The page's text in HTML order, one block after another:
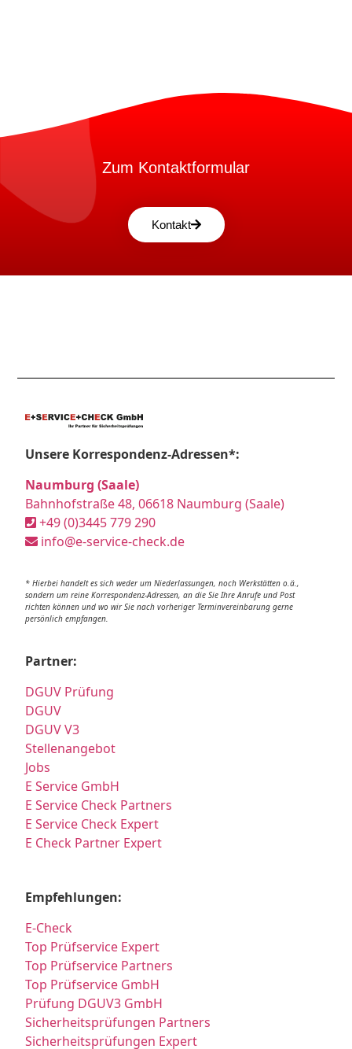
Zum Kontaktformular
Kontakt
Unsere Korrespondenz-Adressen*:
Naumburg (Saale)
Bahnhofstraße 48, 06618 Naumburg (Saale)
+49 (0)3445 779 290
info@e-service-check.de
* Hierbei handelt es sich weder um Niederlassungen, noch Werkstätten o.ä.,
sondern um reine Korrespondenz-Adressen, an die Sie Ihre Anrufe und Post
richten können und wo wir Sie nach vorheriger Terminvereinbarung gerne
persönlich empfangen.
Partner:
DGUV Prüfung
DGUV
DGUV V3
Stellenangebot
Jobs
E Service GmbH
E Service Check Partners
E Service Check Expert
E Check Partner Expert
Empfehlungen:
E-Check
Top Prüfservice Expert
Top Prüfservice Partners
Top Prüfservice GmbH
Prüfung DGUV3 GmbH
Sicherheitsprüfungen Partners
Sicherheitsprüfungen Expert